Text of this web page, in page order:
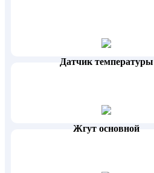
Датчик температуры
Жгут основной